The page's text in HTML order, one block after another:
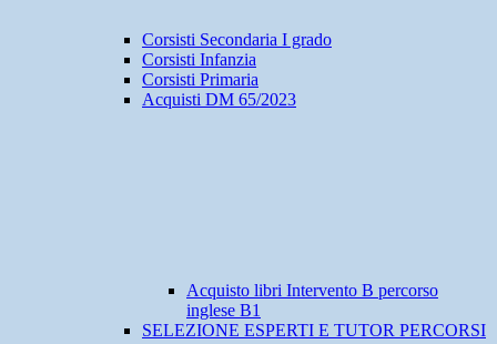
Corsisti Secondaria I grado
Corsisti Infanzia
Corsisti Primaria
Acquisti DM 65/2023
Acquisto libri Intervento B percorso
inglese B1
SELEZIONE ESPERTI E TUTOR PERCORSI